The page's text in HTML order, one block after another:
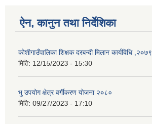
ऐन, कानुन तथा निर्देशिका
कोशीगाउँपालिका शिक्षक दरबन्दी मिलान कार्यविधि ,२०७९
मिति: 12/15/2023 - 15:30
भु उपयोग क्षेत्र वर्गीकरण योजना २०८०
मिति: 09/27/2023 - 17:10